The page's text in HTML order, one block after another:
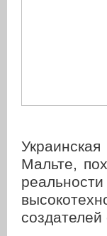
Мальте,